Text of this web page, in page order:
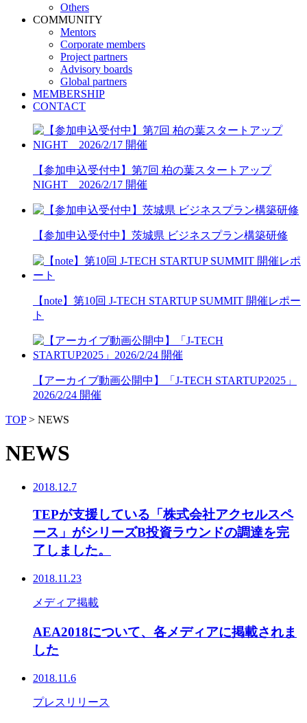
Others
COMMUNITY
Mentors
Corporate members
Project partners
Advisory boards
Global partners
MEMBERSHIP
CONTACT
【参加申込受付中】第7回 柏の葉スタートアップ
NIGHT 2026/2/17 開催
【参加申込受付中】茨城県 ビジネスプラン構築研修
【note】第10回 J-TECH STARTUP SUMMIT 開催レポー
ト
【アーカイブ動画公開中】「J-TECH STARTUP2025」
2026/2/24 開催
TOP> NEWS
NEWS
2018.12.7
TEPが支援している「株式会社アクセルスペ
ース」がシリーズB投資ラウンドの調達を完
了しました。
2018.11.23
メディア掲載
AEA2018について、各メディアに掲載されま
した
2018.11.6
プレスリリース